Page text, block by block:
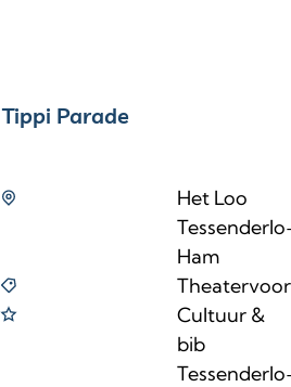
Parade
Het Loo
Ham
Cultuur &
bib